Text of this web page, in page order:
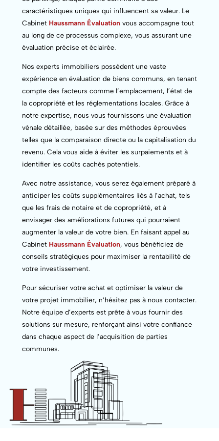
caractéristiques uniques qui influencent sa valeur. Le
Cabinet Haussmann Évaluation vous accompagne tout
au long de ce processus complexe, vous assurant une
évaluation précise et éclairée.
Nos experts immobiliers possèdent une vaste
expérience en évaluation de biens communs, en tenant
compte des facteurs comme l’emplacement, l’état de
la copropriété et les réglementations locales. Grâce à
notre expertise, nous vous fournissons une évaluation
vénale détaillée, basée sur des méthodes éprouvées
telles que la comparaison directe ou la capitalisation du
revenu. Cela vous aide à éviter les surpaiements et à
identifier les coûts cachés potentiels.
Avec notre assistance, vous serez également préparé à
anticiper les coûts supplémentaires liés à l’achat, tels
que les frais de notaire et de copropriété, et à
envisager des améliorations futures qui pourraient
augmenter la valeur de votre bien. En faisant appel au
Cabinet Haussmann Évaluation, vous bénéficiez de
conseils stratégiques pour maximiser la rentabilité de
votre investissement.
Pour sécuriser votre achat et optimiser la valeur de
votre projet immobilier, n’hésitez pas à nous contacter.
Notre équipe d’experts est prête à vous fournir des
solutions sur mesure, renforçant ainsi votre confiance
dans chaque aspect de l’acquisition de parties
communes.